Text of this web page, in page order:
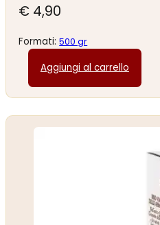
€ 4,90
Formati:500 gr
Aggiungi al carrello